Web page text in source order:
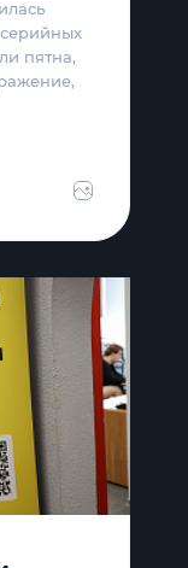
пятна,